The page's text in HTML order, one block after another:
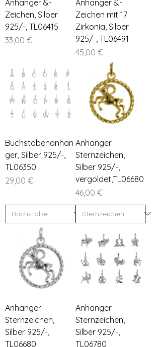
Anhänger &-
Zeichen, Silber
925/-, TL06415
Preis
33,00 €
Anhänger &-
Zeichen mit 17
Zirkonia, Silber
925/-, TL06491
Preis
45,00 €
Buchstabenanhän
ger, Silber 925/-,
TL06350
Preis
29,00 €
Anhänger
Sternzeichen,
Silber 925/-,
vergoldet,TL06680
Preis
46,00 €
Anhänger
Sternzeichen,
Silber 925/-,
TL06680
Anhänger
Sternzeichen,
Silber 925/-,
TL06780